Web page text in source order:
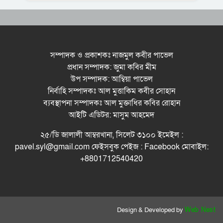
সিলেটে সড়ক দু*র্ঘ*ট*নায় প্রাণ গেল যুবকের
প্রতিযোগিতার পুরষ্কার বিতরণী অনুষ্ঠিত
সিকৃবি’তে জুলাই গণ-অভ্যুত্থান দিবস উপলক্ষে
বৃক্ষরোপণ কর্মসুচি পালন
রসময় মেমোরিয়াল উচ্চ বিদ্যালয়ের নতুন ভবনের
উদ্বোধন করলেন মন্ত্রী মুক্তাদির
বড়লেখায় জুলাই শহীদদের স্মরণে সহকারী শিক্ষক
সমিতির মাসব্যাপী বৃক্ষরোপণ কর্মসূচির উদ্বোধন
সম্পাদক ও প্রকাশকঃ নাজমুল কবীর পাভেল
প্রধান সম্পাদক: জুমা কবির মীম
উপ সম্পাদক: আম্বিয়া পাভেল
নির্বাহি সম্পাদকঃ আল মুত্তাকিম কবীর সোহান
ব্যবস্থাপনা সম্পাদকঃ আল মুক্তাধির কবির রোহান
আইটি এডিটর: মাসুম আহমেদ
২৫/ডি জালালী আম্বরখানা, সিলেট ৩১০০ ইমেইল :
pavel.syl@gmail.com ফেইসবুক পেইজ : Facebook মোবাইল:
+8801712540420
Design & Developed by Web Nest